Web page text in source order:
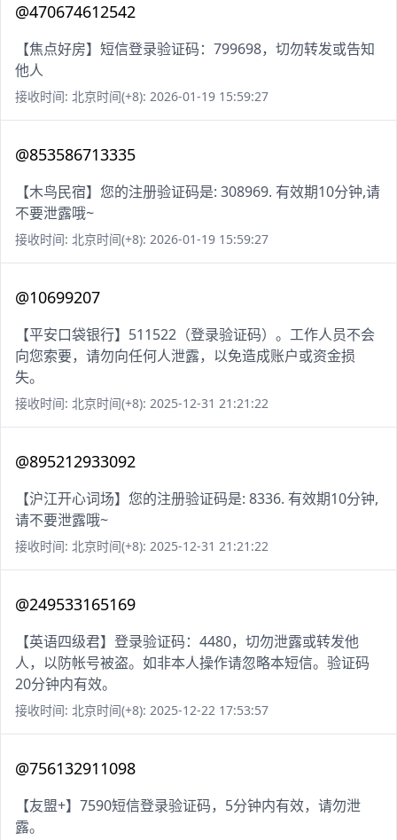
@470674612542
【焦点好房】短信登录验证码：799698，切勿转发或告知
他人
接收时间: 北京时间(+8): 2026-01-19 15:59:27
@853586713335
【木鸟民宿】您的注册验证码是: 308969. 有效期10分钟,请
不要泄露哦~
接收时间: 北京时间(+8): 2026-01-19 15:59:27
@10699207
【平安口袋银行】511522（登录验证码）。工作人员不会
向您索要，请勿向任何人泄露，以免造成账户或资金损
失。
接收时间: 北京时间(+8): 2025-12-31 21:21:22
@895212933092
【沪江开心词场】您的注册验证码是: 8336. 有效期10分钟,
请不要泄露哦~
接收时间: 北京时间(+8): 2025-12-31 21:21:22
@249533165169
【英语四级君】登录验证码：4480，切勿泄露或转发他
人，以防帐号被盗。如非本人操作请忽略本短信。验证码
20分钟内有效。
接收时间: 北京时间(+8): 2025-12-22 17:53:57
@756132911098
【友盟+】7590短信登录验证码，5分钟内有效，请勿泄
露。